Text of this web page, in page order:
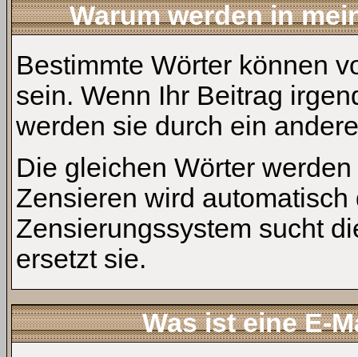
Warum werden in
Bestimmte Wörter können
sein. Wenn Ihr Beitrag
werden sie durch ein
Die gleichen Wörter
Zensieren wird
Zensierungssystem sucht
ersetzt sie.
Was ist eine E-